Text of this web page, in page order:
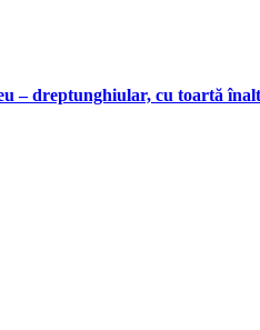
– dreptunghiular, cu toartă